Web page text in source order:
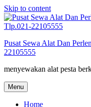
Skip to content
Pusat Sewa Alat Dan
22105555
menyewakan alat pesta
Menu
Home